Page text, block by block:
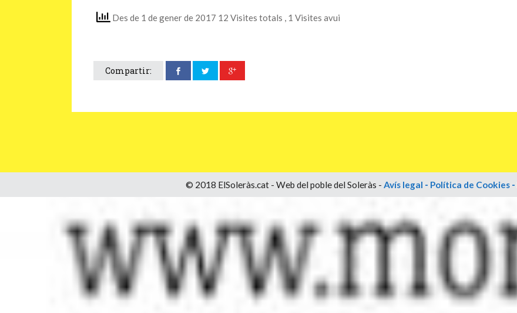
Des de 1 de gener de 2017 12 Visites totals , 1 Visites avui
Compartir:
© 2018 ElSoleràs.cat - Web del poble del Soleràs - Avís legal - Política de Cookies-